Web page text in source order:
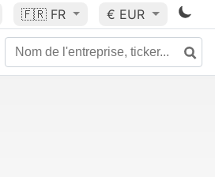
🇫🇷 FR € EUR